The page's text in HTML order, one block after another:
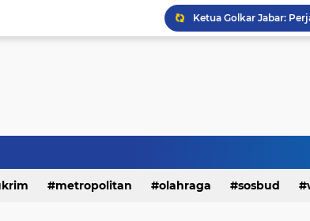
metropolitan olahraga sosbud